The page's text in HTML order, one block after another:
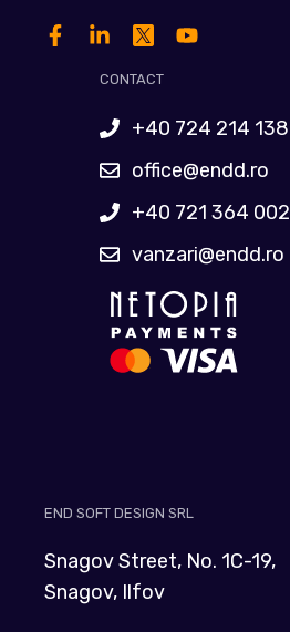
CONTACT
+40 724 214 138
office@endd.ro
+40 721 364 002
vanzari@endd.ro
END SOFT DESIGN SRL
Snagov Street, No. 1C-19,
Snagov, Ilfov